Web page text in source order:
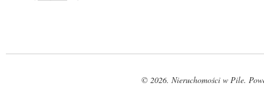
© 2026. Nieruchomości w Pile.